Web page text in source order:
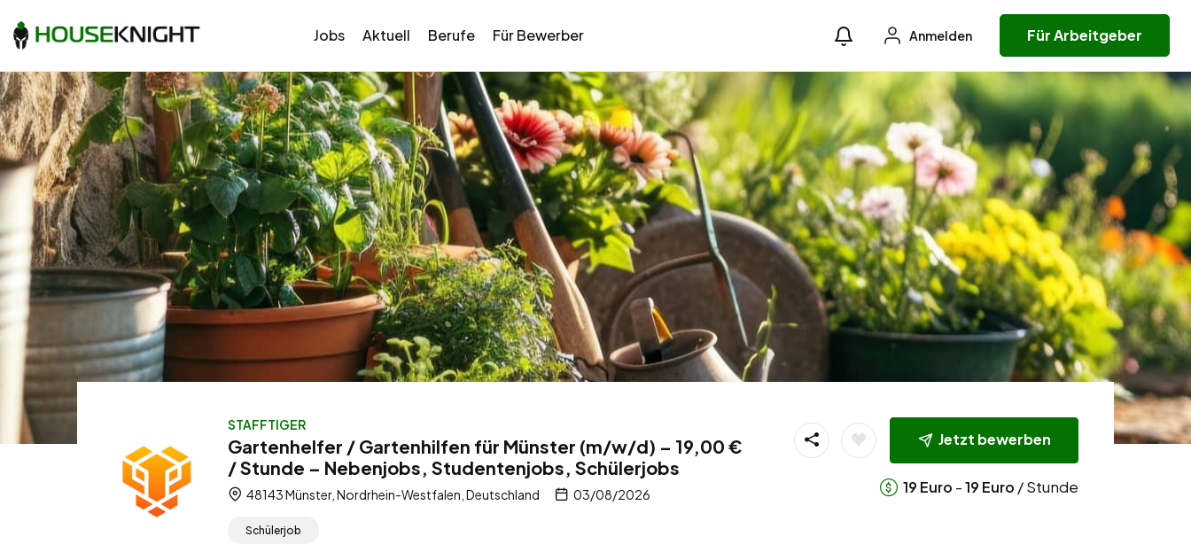
Jobs Aktuell Berufe Für Bewerber Anmelden Für Arbeitgeber
STAFFTIGER
Gartenhelfer / Gartenhilfen für Münster (m/w/d) – 19,00 €
/ Stunde – Nebenjobs, Studentenjobs, Schülerjobs
48143 Münster, Nordrhein-Westfalen, Deutschland 03/08/2026
Schülerjob
Jetzt bewerben
19 Euro -19 Euro / Stunde